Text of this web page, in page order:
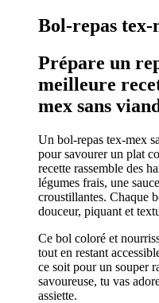
Bol-repas tex-
Prépare un
meilleure
mex sans
Un bol-repas tex-mex
pour savourer un plat
recette rassemble des
légumes frais, une
croustillantes. Chaque
douceur, piquant et
Ce bol coloré et
tout en restant
ce soit pour un souper
savoureuse, tu vas
assiette.